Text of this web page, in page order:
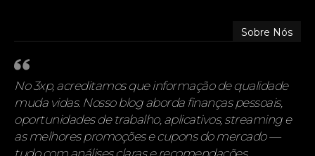
Sobre Nós
No 3xp, acreditamos que informação de qualidade
muda vidas. Nosso blog aborda finanças pessoais,
oportunidades de trabalho, aplicativos, streaming e
as melhores promoções e cupons do mercado —
tudo com análises claras e recomendações